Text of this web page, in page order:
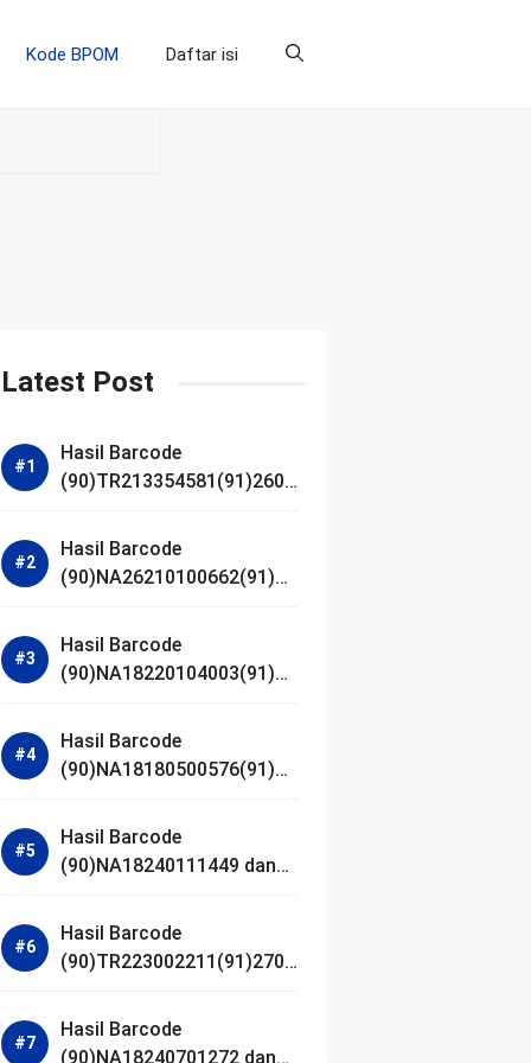
Kode BPOM Daftar isi
Latest Post
Hasil Barcode
(90)TR213354581(91)2607
Hasil Barcode
(90)NA26210100662(91)24
Hasil Barcode
(90)NA18220104003(91)25
Hasil Barcode
(90)NA18180500576(91)21
Hasil Barcode
(90)NA18240111449 dan
Hasil Barcode
(90)TR223002211(91)2701
Hasil Barcode
(90)NA18240701272 dan